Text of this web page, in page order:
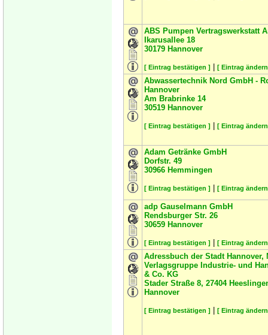
ABS Pumpen Vertragswerkstatt
Ikarusallee 18
30179 Hannover
[ Eintrag bestätigen ] [ Eintrag
Abwassertechnik Nord GmbH -
Hannover
Am Brabrinke 14
30519 Hannover
[ Eintrag bestätigen ] [ Eintrag
Adam Getränke GmbH
Dorfstr. 49
30966 Hemmingen
[ Eintrag bestätigen ] [ Eintrag
adp Gauselmann GmbH
Rendsburger Str. 26
30659 Hannover
[ Eintrag bestätigen ] [ Eintrag
Adressbuch der Stadt Hannover,
Verlagsgruppe Industrie- und
& Co. KG
Stader Straße 8, 27404
Hannover
[ Eintrag bestätigen ] [ Eintrag